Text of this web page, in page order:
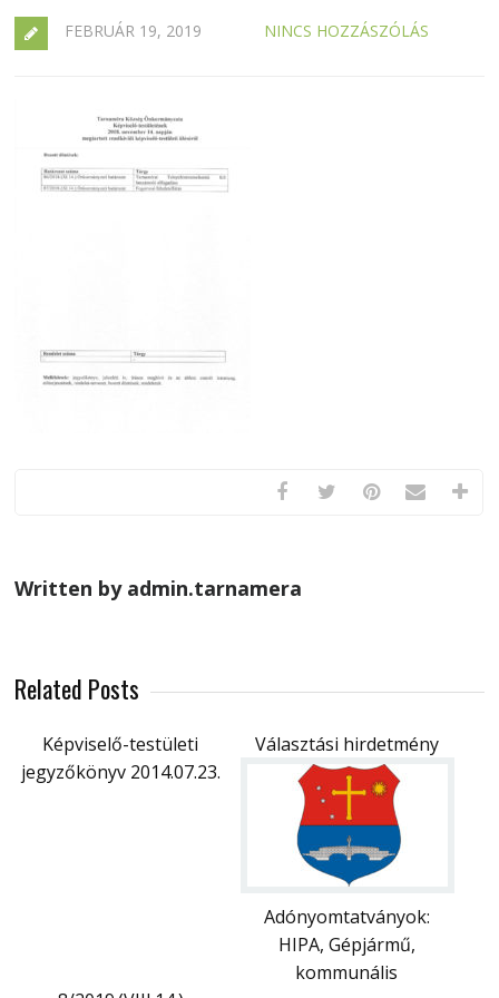
FEBRUÁR 19, 2019 NINCS HOZZÁSZÓLÁS
Written by admin.tarnamera
Related Posts
Képviselő-testületi
jegyzőkönyv 2014.07.23.
Választási hirdetmény
Adónyomtatványok:
HIPA, Gépjármű,
kommunális